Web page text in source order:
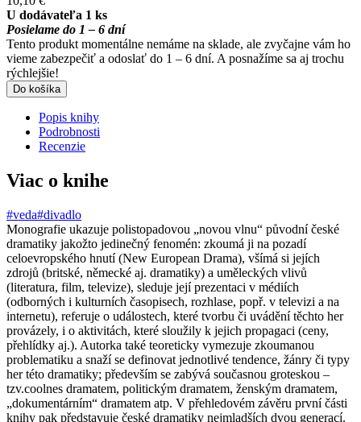
U dodávateľa 1 ks
Posielame do 1 – 6 dní
Tento produkt momentálne nemáme na sklade, ale zvyčajne vám ho
vieme zabezpečiť a odoslať do 1 – 6 dní. A posnažíme sa aj trochu
rýchlejšie!
Do košíka
Popis knihy
Podrobnosti
Recenzie
Viac o knihe
#veda#divadlo
Monografie ukazuje polistopadovou „novou vlnu“ původní české
dramatiky jakožto jedinečný fenomén: zkoumá ji na pozadí
celoevropského hnutí (New European Drama), všímá si jejích
zdrojů (britské, německé aj. dramatiky) a uměleckých vlivů
(literatura, film, televize), sleduje její prezentaci v médiích
(odborných i kulturních časopisech, rozhlase, popř. v televizi a na
internetu), referuje o událostech, které tvorbu či uvádění těchto her
provázely, i o aktivitách, které sloužily k jejich propagaci (ceny,
přehlídky aj.). Autorka také teoreticky vymezuje zkoumanou
problematiku a snaží se definovat jednotlivé tendence, žánry či typy
her této dramatiky; především se zabývá současnou groteskou –
tzv.coolnes dramatem, politickým dramatem, ženským dramatem,
„dokumentárním“ dramatem atp. V přehledovém závěru první části
knihy pak představuje české dramatiky nejmladších dvou generací.